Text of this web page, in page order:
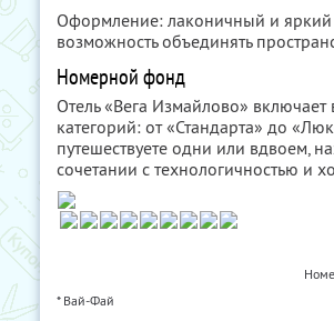
Оформление: лаконичный и яркий
возможность объединять
Номерной фонд
Отель «Вега Измайлово»
категорий: от «Стандарта» до
путешествуете одни или вдвоем,
сочетании с технологичностью и
* Вай-Фай